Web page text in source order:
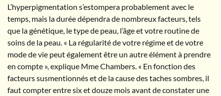
L’hyperpigmentation s’estompera probablement avec le
temps, mais la durée dépendra de nombreux facteurs, tels
que la génétique, le type de peau, l’âge et votre routine de
soins de la peau. « La régularité de votre régime et de votre
mode de vie peut également être un autre élément à prendre
en compte », explique Mme Chambers. « En fonction des
facteurs susmentionnés et de la cause des taches sombres, il
faut compter entre six et douze mois avant de constater une